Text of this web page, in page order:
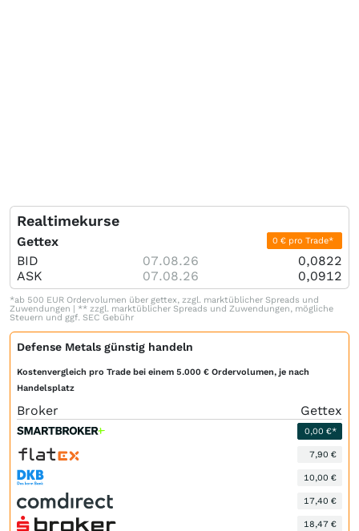
Realtimekurse
Gettex 0 € pro Trade*
BID 07.08.26
0,0822
ASK
07.08.26 0,0912
*ab 500 EUR Ordervolumen über gettex, zzgl. marktüblicher Spreads und
Zuwendungen | ** zzgl. marktüblicher Spreads und Zuwendungen, mögliche
Steuern und ggf. SEC Gebühr
Defense Metals günstig handeln
Kostenvergleich pro Trade bei einem 5.000 € Ordervolumen, je nach
Handelsplatz
Broker Gettex
0,00 €*
7,90 €
10,00 €
17,40 €
18,47 €